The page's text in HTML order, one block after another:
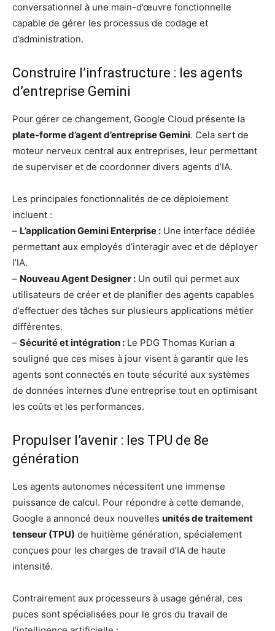
conversationnel à une main-d’œuvre fonctionnelle
capable de gérer les processus de codage et
d’administration.
Construire l’infrastructure : les agents
d’entreprise Gemini
Pour gérer ce changement, Google Cloud présente la
plate-forme d’agent d’entreprise Gemini. Cela sert de
moteur nerveux central aux entreprises, leur permettant
de superviser et de coordonner divers agents d’IA.
Les principales fonctionnalités de ce déploiement
incluent :
– L’application Gemini Enterprise : Une interface dédiée
permettant aux employés d’interagir avec et de déployer
l’IA.
– Nouveau Agent Designer : Un outil qui permet aux
utilisateurs de créer et de planifier des agents capables
d’effectuer des tâches sur plusieurs applications métier
différentes.
– Sécurité et intégration : Le PDG Thomas Kurian a
souligné que ces mises à jour visent à garantir que les
agents sont connectés en toute sécurité aux systèmes
de données internes d’une entreprise tout en optimisant
les coûts et les performances.
Propulser l’avenir : les TPU de 8e
génération
Les agents autonomes nécessitent une immense
puissance de calcul. Pour répondre à cette demande,
Google a annoncé deux nouvelles unités de traitement
tenseur (TPU) de huitième génération, spécialement
conçues pour les charges de travail d’IA de haute
intensité.
Contrairement aux processeurs à usage général, ces
puces sont spécialisées pour le gros du travail de